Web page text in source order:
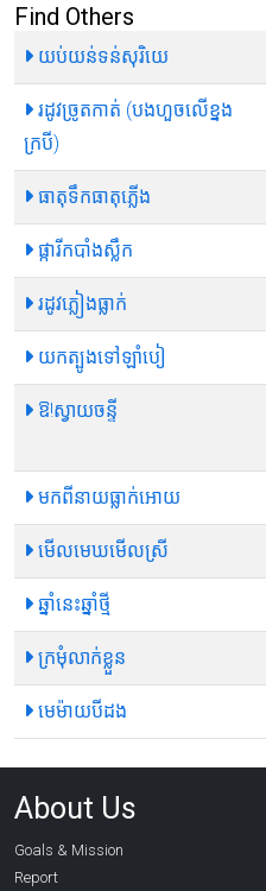
Find Others
យប់យន់ទន់សុរិយេ
រដូវច្រូតកាត់ (បងហួចលើខ្នង
ក្របី)
ធាតុទឹកធាតុភ្លើង
ផ្ការីកបាំងស្លឹក
រដូវភ្លៀងធ្លាក់
យកត្បូងទៅឡាំបៀ
ឱ!ស្វាយចន្ទី
មកពីនាយធ្លាក់អោយ
មើលមេឃមើលស្រី
ឆ្នាំនេះឆ្នាំថ្មី
ក្រមុំលាក់ខ្លួន
មេម៉ាយបីដង
About Us
Goals & Mission
Report